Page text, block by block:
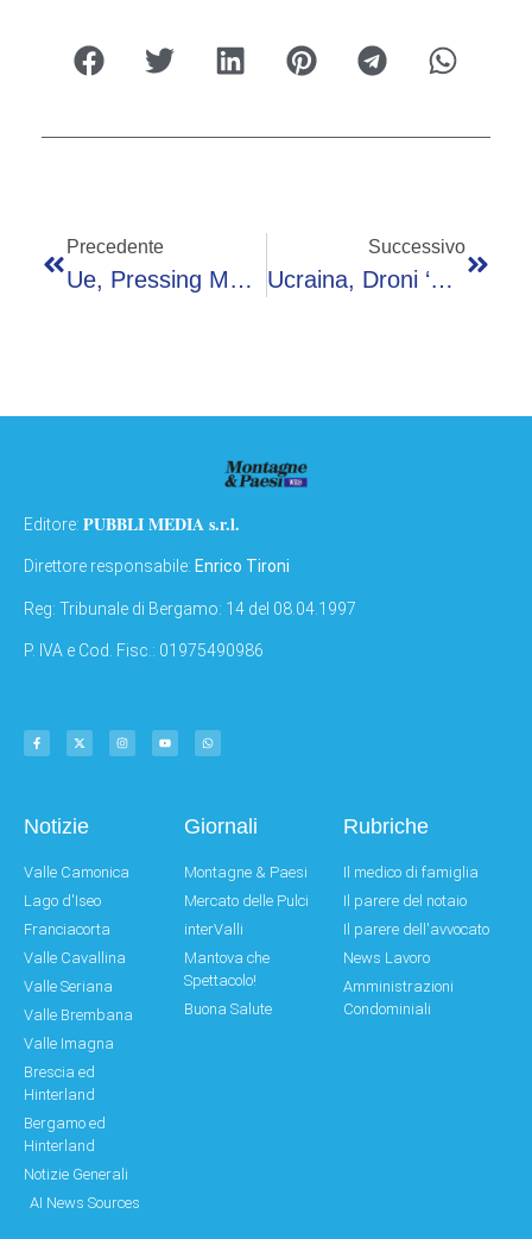
Precedente
Ue, Pressing Meloni Su Risorse Per L’energia. E Il Governo Congela Il Dossier Su Riarmo E Difesa
Successivo
Ucraina, Droni ‘madre’ E Attacchi Invisibili: La Nuova Arma Segreta Terrorizza Mosca
Editore: PUBBLI MEDIA s.r.l.
Direttore responsabile: Enrico Tironi
Reg: Tribunale di Bergamo: 14 del 08.04.1997
P. IVA e Cod. Fisc.: 01975490986
Notizie
Valle Camonica
Lago d'Iseo
Franciacorta
Valle Cavallina
Valle Seriana
Valle Brembana
Valle Imagna
Brescia ed
Hinterland
Bergamo ed
Hinterland
Notizie Generali
AI News Sources
Giornali
Montagne & Paesi
Mercato delle Pulci
interValli
Mantova che
Spettacolo!
Buona Salute
Rubriche
Il medico di famiglia
Il parere del notaio
Il parere dell'avvocato
News Lavoro
Amministrazioni
Condominiali